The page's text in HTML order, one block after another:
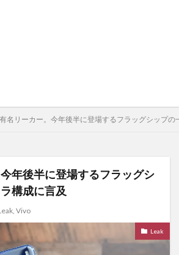
有名リーカー。今年後半に登場するフラッグシップの
年後半に登場するフラッグシ
構成に言及
, Vivo
Leak